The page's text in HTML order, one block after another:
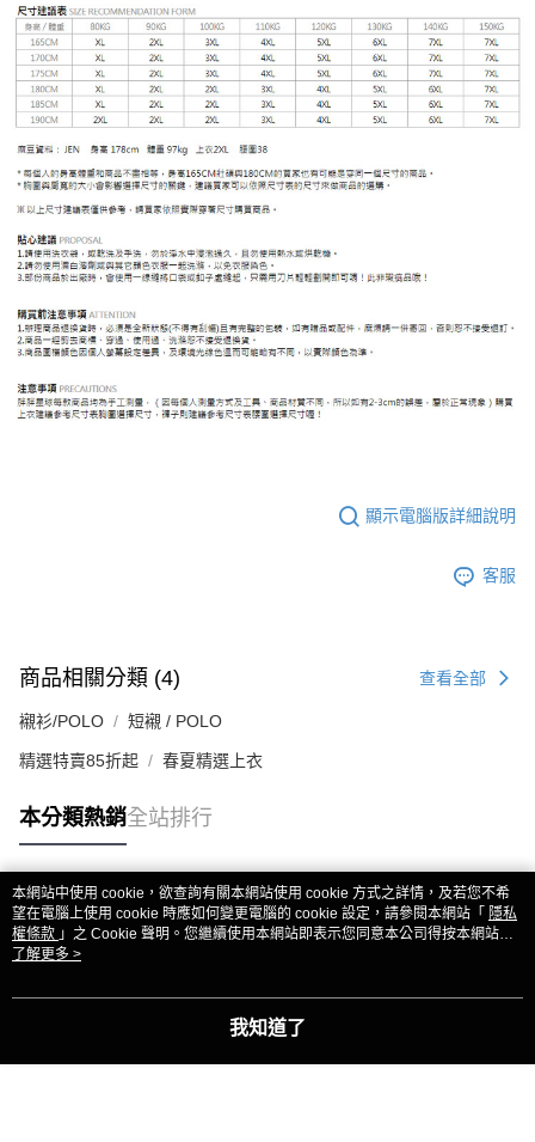
顯示電腦版詳細說明
客服
商品相關分類 (4) 查看全部
襯衫/POLO 短襯 / POLO
精選特賣85折起 春夏精選上衣
本分類熱銷全站排行
熱門標籤
本網站中使用 cookie，欲查詢有關本網站使用 cookie 方式之詳情，及若您不希
望在電腦上使用 cookie 時應如何變更電腦的 cookie 設定，請參閱本網站「 隱私
權條款 」之 Cookie 聲明。您繼續使用本網站即表示您同意本公司得按本網站使
用條款之 Cookie 聲明使用 cookie。
了解更多 >
我知道了